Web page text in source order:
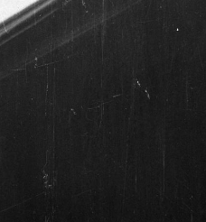
Miklós) körtér irányába.